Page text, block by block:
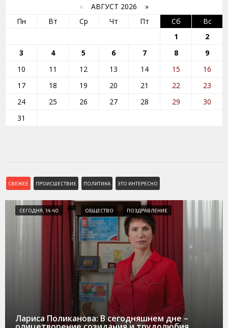
« АВГУСТ 2026 »
Пн
Вт Ср Чт Пт Сб
Вс
1
2
3
4 5 6 7 8
9
10
11 12 13 14 15
16
17
18 19 20 21 22
23
24
25 26 27 28 29
30
31
СВЕЖЕЕ ПРОИСШЕСТВИЕ ПОЛИТИКА ЭТО ИНТЕРЕСНО
СЕГОДНЯ, 14:40 ОБЩЕСТВО ПОЗДРАВЛЕНИЕ
Лариса Поликанова: В сегодняшнем дне –